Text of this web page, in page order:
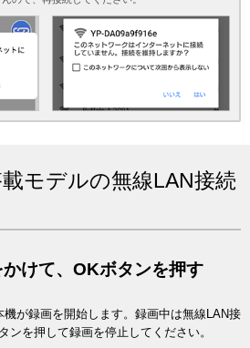
モデルの無線LAN接続
けて、OKボタンを押す
が録画を開始します。録画中は無線LAN接
ンを押して録画を停止してください。